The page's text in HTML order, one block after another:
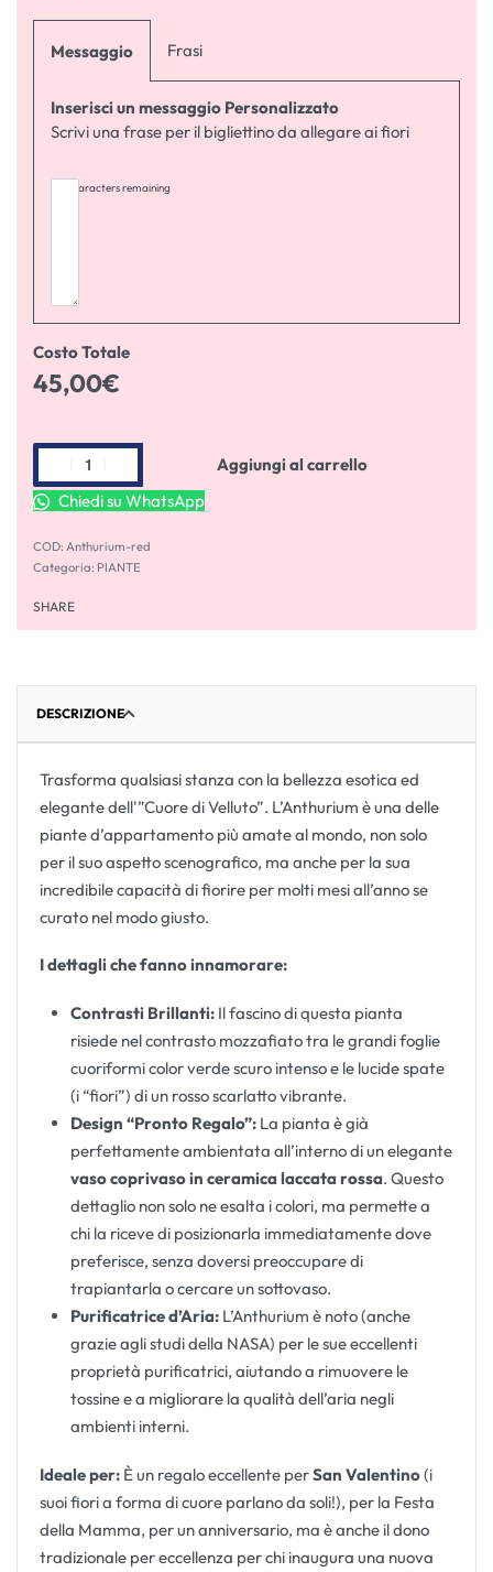
Messaggio Frasi
Inserisci un messaggio Personalizzato
Scrivi una frase per il bigliettino da allegare ai fiori
characters remaining
Costo Totale
45,00€
Aggiungi al carrello
Chiedi su WhatsApp
Anthurium-red
Categoria: PIANTE
SHARE
DESCRIZIONE
Trasforma qualsiasi stanza con la bellezza esotica ed
elegante dell'”Cuore di Velluto”. L’Anthurium è una delle
piante d’appartamento più amate al mondo, non solo
per il suo aspetto scenografico, ma anche per la sua
incredibile capacità di fiorire per molti mesi all’anno se
curato nel modo giusto.
I dettagli che fanno innamorare:
Contrasti Brillanti: Il fascino di questa pianta
risiede nel contrasto mozzafiato tra le grandi foglie
cuoriformi color verde scuro intenso e le lucide spate
(i “fiori”) di un rosso scarlatto vibrante.
Design “Pronto Regalo”: La pianta è già
perfettamente ambientata all’interno di un elegante
vaso coprivaso in ceramica laccata rossa. Questo
dettaglio non solo ne esalta i colori, ma permette a
chi la riceve di posizionarla immediatamente dove
preferisce, senza doversi preoccupare di
trapiantarla o cercare un sottovaso.
Purificatrice d’Aria: L’Anthurium è noto (anche
grazie agli studi della NASA) per le sue eccellenti
proprietà purificatrici, aiutando a rimuovere le
tossine e a migliorare la qualità dell’aria negli
ambienti interni.
Ideale per: È un regalo eccellente perSan Valentino(i
suoi fiori a forma di cuore parlano da soli!), per la Festa
della Mamma, per un anniversario, ma è anche il dono
tradizionale per eccellenza per chi inaugura una nuova